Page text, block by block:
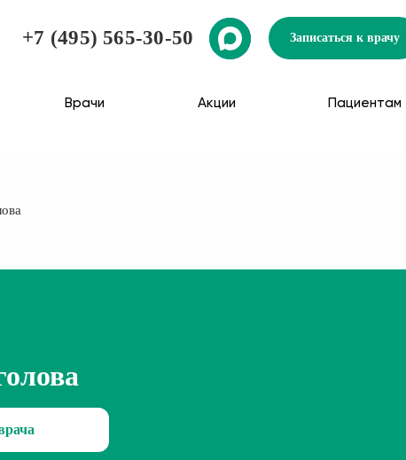
+7 (495) 565-30-50 Записаться к врачу
Врачи Акции Пациентам